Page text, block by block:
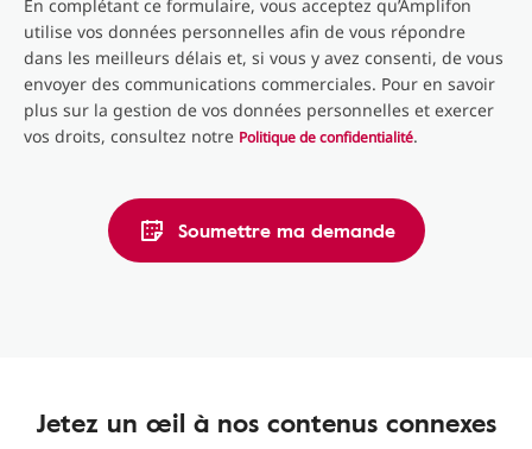
En complétant ce formulaire, vous acceptez qu’Amplifon
utilise vos données personnelles afin de vous répondre
dans les meilleurs délais et, si vous y avez consenti, de vous
envoyer des communications commerciales. Pour en savoir
plus sur la gestion de vos données personnelles et exercer
vos droits, consultez notre Politique de confidentialité.
Soumettre ma demande
Jetez un œil à nos contenus connexes